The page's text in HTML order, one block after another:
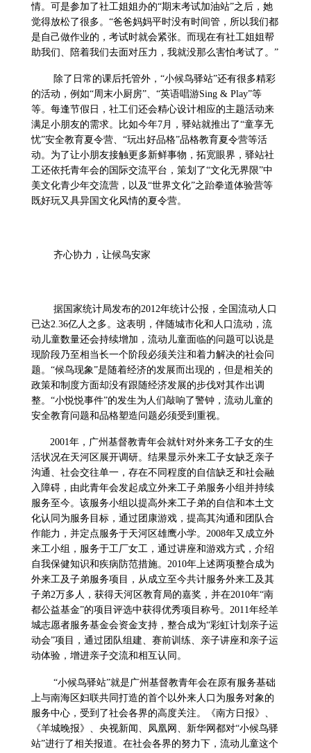
情。可是参加了社工姐姐办的“期末考试加油站”之后，她
觉得放松了很多。“爸爸妈妈平时没有时间管，所以我们都
是自己做作业的，考试时就会紧张。而现在有社工姐姐帮
助我们、陪着我们去面对压力，我就没那么害怕考试了。”
除了日常的课后托管外，“小候鸟驿站”还有很多精彩
的活动，例如“周末小厨房”、“英语唱游Sing & Play”等
等。每逢节假日，社工们还会精心设计相应的主题活动来
满足小朋友的需求。比如今年7月，驿站就推出了“童享无
忧”安全教育夏令营、“玩出好品格”品格教育夏令营等活
动。为了让小朋友接触更多新鲜事物，拓宽眼界，驿站社
工还依托青年会的国际交流平台，策划了“文化无界限”中
美文化青少年交流营，以及“世界文化”之跆拳道体验营等
既好玩又具异国文化风情的夏令营。
齐心协力，让候鸟安家
据国家统计局发布的2012年统计公报，全国流动人口
已达2.36亿人之多。这表明，伴随城市化和人口流动，流
动儿童数量还会持续增加，流动儿童面临的问题可以说是
现阶段乃至相当长一个阶段必须关注和着力解决的社会问
题。“候鸟现象”是随着经济的发展而出现的，但是相关的
政策和制度方面却没有跟随经济发展的步伐对其作出调
整。“小悦悦事件”的发生为人们敲响了警钟，流动儿童的
安全教育问题和品格塑造问题必须受到重视。
2001年，广州基督教青年会就针对外来务工子女的生
活状况在天河区展开调研。结果显示外来工子女缺乏亲子
沟通、社会交往单一，存在不同程度的自信缺乏和社会融
入障碍，由此青年会发起成立外来工子弟服务小组并持续
服务至今。该服务小组以提高外来工子弟的自信和本土文
化认同为服务目标，通过团康游戏，提高其沟通和团队合
作能力，并定点服务于天河区雄鹰小学。 2008年又成立外
来工小组，服务于工厂女工，通过讲座和游戏方式，介绍
自我保健知识和疾病防范措施。 2010年上述两项整合成为
外来工及子弟服务项目，从成立至今共计服务外来工及其
子弟2万多人，获得天河区教育局的嘉奖，并在2010年“南
都公益基金”的项目评选中获得优秀项目称号。 2011年经羊
城志愿者服务基金会资金支持，整合成为“彩虹计划亲子运
动会”项目，通过团队组建、赛前训练、亲子讲座和亲子运
动体验，增进亲子交流和相互认同。
“小候鸟驿站”就是广州基督教青年会在原有服务基础
上与南海区妇联共同打造的首个以外来人口为服务对象的
服务中心，受到了社会各界的高度关注。《南方日报》、
《羊城晚报》、央视新闻、凤凰网、新华网都对“小候鸟驿
站”进行了相关报道。在社会各界的努力下，流动儿童这个